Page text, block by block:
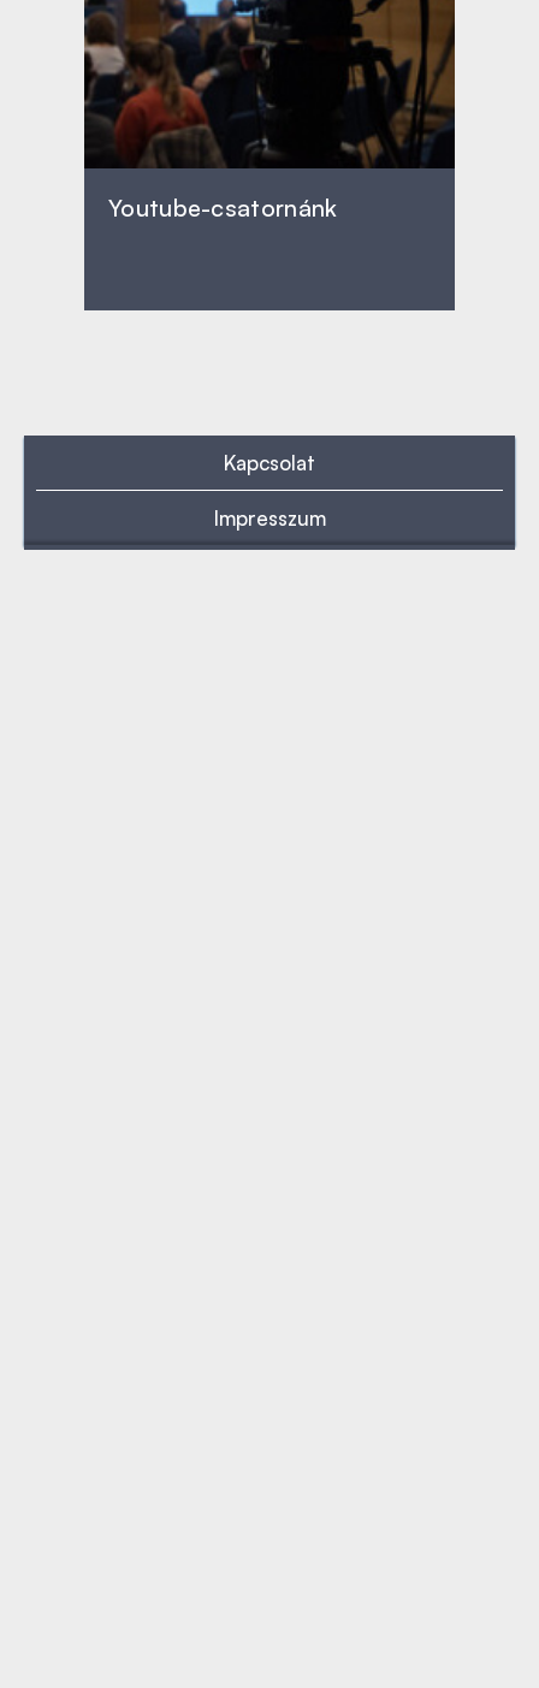
Youtube-csatornánk
Kapcsolat
Impresszum